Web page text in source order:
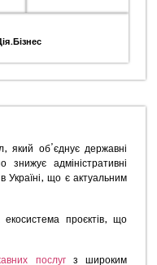
який об’єднує державні
адміністративні
Україні, що є актуальним
проєктів, що
послугз широким